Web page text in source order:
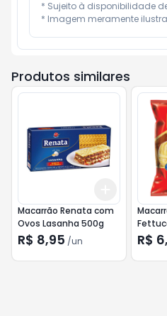
* Sujeito à disponibilidade
* Imagem meramente
Produtos similares
5
Macarrão Renata com
Ovos Lasanha 500g
R$ 8,95 /un
Ninho
R$